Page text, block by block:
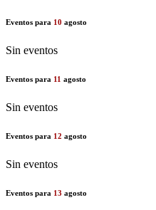
Eventos para 10 agosto
Sin eventos
Eventos para 11 agosto
Sin eventos
Eventos para 12 agosto
Sin eventos
Eventos para 13 agosto